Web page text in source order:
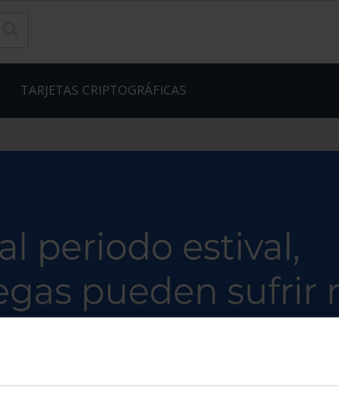
TARJETAS CRIPTOGRÁFICAS